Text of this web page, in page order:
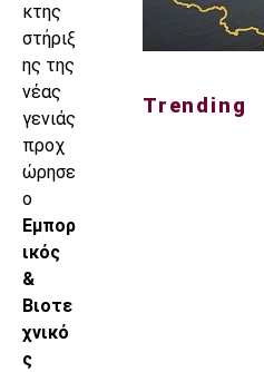
κτης
στήριξ
ης της
νέας
γενιάς
προχ
ώρησε
ο
Εμπορ
ικός
&
Βιοτε
χνικό
ς
Trending